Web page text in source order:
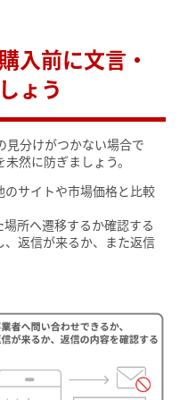
入前に文言・
ょう
見分けがつかない場合で
然に防ぎましょう。
サイトや市場価格と比較
所へ遷移するか確認する
返信が来るか、また返信